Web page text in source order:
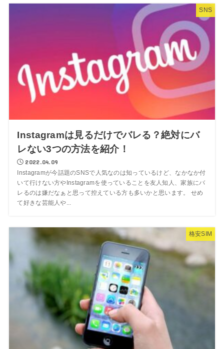
SNS
Instagramは見るだけでバレる？絶対にバ
レない3つの方法を紹介！
2022.04.09
Instagramが今話題のSNSで人気なのは知っているけど、なかなか付
いて行けない方やInstagramを使っていることを友人知人、家族にバ
レるのは嫌だなぁと思って控えている方も多いかと思います。 せめ
て好きな芸能人や...
格安SIM